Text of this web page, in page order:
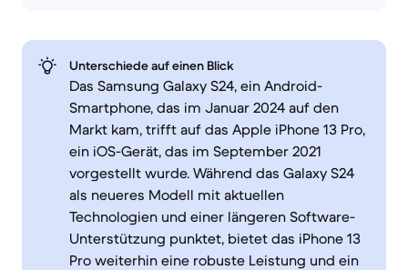
Unterschiede auf einen Blick
Das Samsung Galaxy S24, ein Android-
Smartphone, das im Januar 2024 auf den
Markt kam, trifft auf das Apple iPhone 13 Pro,
ein iOS-Gerät, das im September 2021
vorgestellt wurde. Während das Galaxy S24
als neueres Modell mit aktuellen
Technologien und einer längeren Software-
Unterstützung punktet, bietet das iPhone 13
Pro weiterhin eine robuste Leistung und ein